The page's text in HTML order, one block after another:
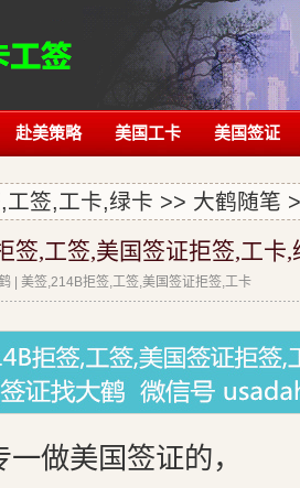
赴美策略 美国工卡 美国签证
工签,工卡,绿卡 >> 大鹤随笔
签,工签,美国签证拒签,工卡,
| 美签,214B拒签,工签,美国签证拒签,工卡
做美国签证的，